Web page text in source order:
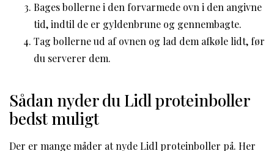
Bages bollerne i den forvarmede ovn i den angivne
tid, indtil de er gyldenbrune og gennembagte.
Tag bollerne ud af ovnen og lad dem afkøle lidt, før
du serverer dem.
Sådan nyder du Lidl proteinboller
bedst muligt
Der er mange måder at nyde Lidl proteinboller på. Her